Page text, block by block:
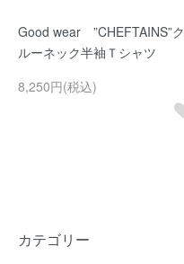
Good wear ”CHEFTAINS”ク
ルーネック半袖Ｔシャツ
8,250円(税込)
カテゴリー